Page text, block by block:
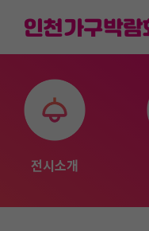
content
전시소개